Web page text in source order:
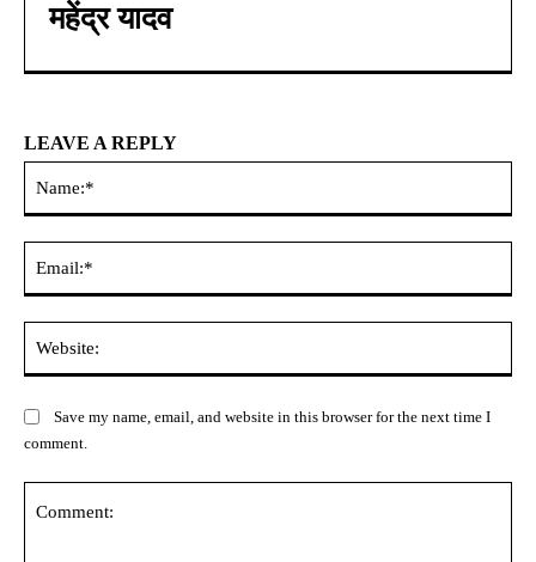
महेंद्र यादव
LEAVE A REPLY
Save my name, email, and website in this browser for the next time I
comment.